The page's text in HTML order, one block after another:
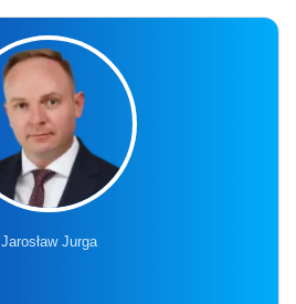
Jarosław Jurga